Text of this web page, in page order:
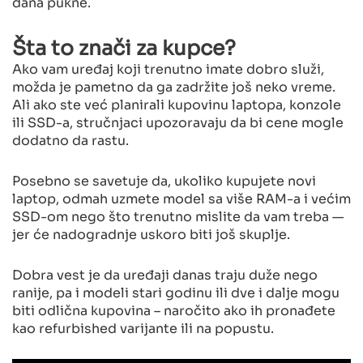
Šta to znači za kupce?
Ako vam uređaj koji trenutno imate dobro služi,
možda je pametno da ga zadržite još neko vreme.
Ali ako ste već planirali kupovinu laptopa, konzole
ili SSD-a, stručnjaci upozoravaju da bi cene mogle
dodatno da rastu.
Posebno se savetuje da, ukoliko kupujete novi
laptop, odmah uzmete model sa više RAM-a i većim
SSD-om nego što trenutno mislite da vam treba —
jer će nadogradnje uskoro biti još skuplje.
Dobra vest je da uređaji danas traju duže nego
ranije, pa i modeli stari godinu ili dve i dalje mogu
biti odlična kupovina – naročito ako ih pronađete
kao refurbished varijante ili na popustu.